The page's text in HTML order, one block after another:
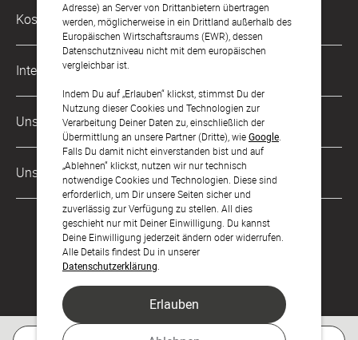
Adresse) an Server von Drittanbietern übertragen
werden, möglicherweise in ein Drittland außerhalb des
Europäischen Wirtschaftsraums (EWR), dessen
Datenschutzniveau nicht mit dem europäischen
vergleichbar ist.
Indem Du auf „Erlauben“ klickst, stimmst Du der
Nutzung dieser Cookies und Technologien zur
Verarbeitung Deiner Daten zu, einschließlich der
Übermittlung an unsere Partner (Dritte), wieGoogle
Falls Du damit nicht einverstanden bist und auf
„Ablehnen“ klickst, nutzen wir nur technisch
notwendige Cookies und Technologien. Diese sind
erforderlich, um Dir unsere Seiten sicher und
zuverlässig zur Verfügung zu stellen. All dies
geschieht nur mit Deiner Einwilligung. Du kannst
Deine Einwilligung jederzeit ändern oder widerrufen.
Alle Details findest Du in unserer
Datenschutzerklärung
Erlauben
kontakt@sendmoments.de
Philosophie
Karriere
Impressum
AGB & Widerrufsrecht
Zahlung & Versand
Datenschutz
Barrierefreiheitserklärung
LLM's
Kostenlose Services
Musterkarten
Digitale Fotoalben
Digitale Gästelisten
FAQ & Hilfe
International
Österreich
Schweiz
Frankreich
Unsere Zahlungsarten
Unsere Partner